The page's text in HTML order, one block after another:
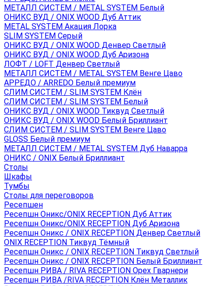
МЕТАЛЛ СИСТЕМ / METAL SYSTEM Белый
ОНИКС ВУД / ONIX WOOD Дуб Аттик
METAL SYSTEM Акация Лорка
SLIM SYSTEM Серый
ОНИКС ВУД / ONIX WOOD Денвер Светлый
ОНИКС ВУД / ONIX WOOD Дуб Аризона
ЛОФТ / LOFT Денвер Светлый
МЕТАЛЛ СИСТЕМ / METAL SYSTEM Венге Цаво
АРРЕДО / ARREDO Белый премиум
СЛИМ СИСТЕМ / SLIM SYSTEM Клён
СЛИМ СИСТЕМ / SLIM SYSTEM Белый
ОНИКС ВУД / ONIX WOOD Тиквуд Светлый
ОНИКС ВУД / ONIX WOOD Белый Бриллиант
СЛИМ СИСТЕМ / SLIM SYSTEM Венге Цаво
GLOSS Белый премиум
МЕТАЛЛ СИСТЕМ / METAL SYSTEM Дуб Наварра
ОНИКС / ONIX Белый Бриллиант
Столы
Шкафы
Тумбы
Столы для переговоров
Ресепшен
Ресепшн Оникс/ONIX RECEPTION Дуб Аттик
Ресепшн Оникс/ONIX RECEPTION Дуб Аризона
Ресепшн Оникс / ONIX RECEPTION Денвер Светлый
ONIX RECEPTION Тиквуд Тёмный
Ресепшн Оникс / ONIX RECEPTION Тиквуд Светлый
Ресепшн Оникс / ONIX RECEPTION Белый Бриллиант
Ресепшн РИВА / RIVA RECEPTION Орех Гварнери
Ресепшн РИВА /RIVA RECEPTION Клён Металлик